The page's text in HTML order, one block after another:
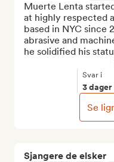
Sjangere de elsker
Muerte Lenta
at highly respected
based in NYC since
abrasive and
he solidified his
Svar i
3 dager
Se